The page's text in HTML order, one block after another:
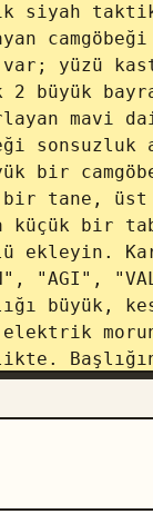
siyah
yüzü
büyük
mavi
sonsuzluk
bir
bir tane, üst
küçük bir
ekleyin.
büyük,
. Görsel stil:
parlak